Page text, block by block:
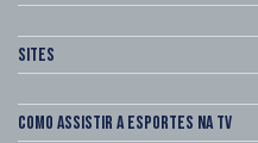
Sites
Como assistir a esportes na TV